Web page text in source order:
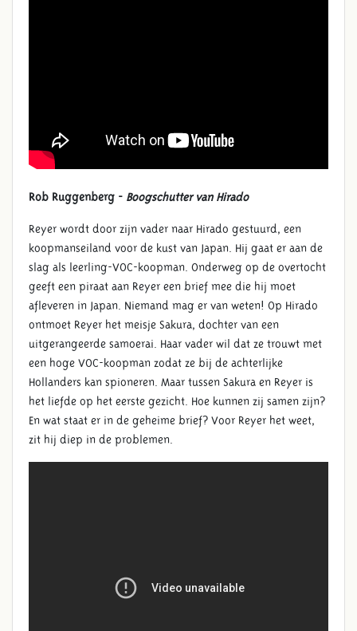
Rob Ruggenberg - Boogschutter van Hirado
Reyer wordt door zijn vader naar Hirado gestuurd, een
koopmanseiland voor de kust van Japan. Hij gaat er aan de
slag als leerling-VOC-koopman. Onderweg op de overtocht
geeft een piraat aan Reyer een brief mee die hij moet
afleveren in Japan. Niemand mag er van weten! Op Hirado
ontmoet Reyer het meisje Sakura, dochter van een
uitgerangeerde samoerai. Haar vader wil dat ze trouwt met
een hoge VOC-koopman zodat ze bij de achterlijke
Hollanders kan spioneren. Maar tussen Sakura en Reyer is
het liefde op het eerste gezicht. Hoe kunnen zij samen zijn?
En wat staat er in de geheime brief? Voor Reyer het weet,
zit hij diep in de problemen.